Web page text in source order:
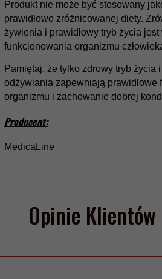
Produkt nie może być stosowany
prawidłowo zróżnicowanej diety.
żywienia i prawidłowy tryb życia jest
funkcjonowania organizmu
Pamiętaj, że tylko zdrowy tryb życia
odżywiania zapewniają prawidłowe
organizmu i zachowanie dobrej
Producent:
MedicaLine
Opinie Klientów